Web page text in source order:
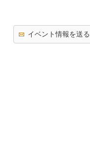
イベント情報を送る